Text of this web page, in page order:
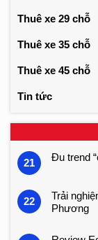
Thuê xe 29 chỗ
Thuê xe 35 chỗ
Thuê xe 45 chỗ
Tin tức
21 Đu trend
22
Trải
Phương